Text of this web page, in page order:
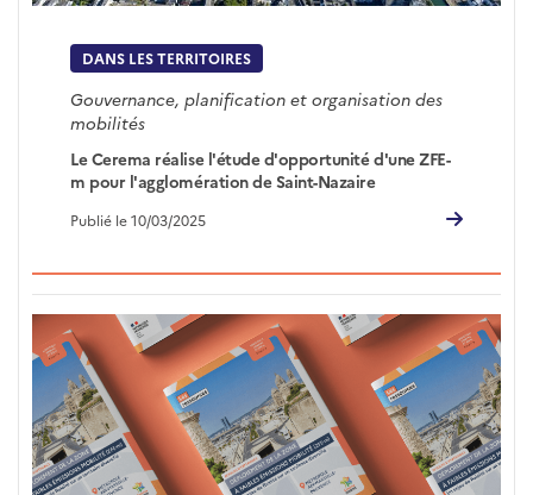
DANS LES TERRITOIRES
Gouvernance, planification et organisation des
mobilités
Le Cerema réalise l'étude d'opportunité d'une ZFE-
m pour l'agglomération de Saint-Nazaire
Publié le 10/03/2025